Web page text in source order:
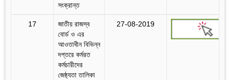
সংক্রান্ত
17
জাতীয় রাজস্ব
বোর্ড ও এর
আওতাধীন বিভিন্ন
দপ্তরে কর্মরত
কর্মচারীদের
জেষ্ঠ্যতা তালিকা
27-08-2019